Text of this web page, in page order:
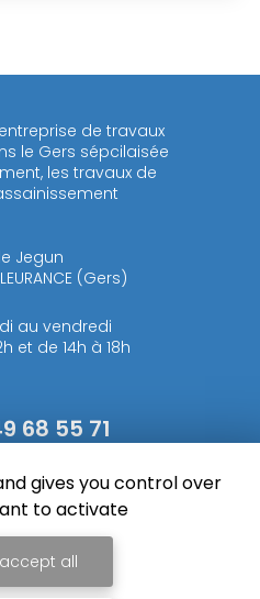
de travaux
le Gers sépcilaisée
les travaux de
Jegun
(Gers)
au vendredi
et de 14h à 18h
68 55 71
message
gives you control over
to activate
accept all